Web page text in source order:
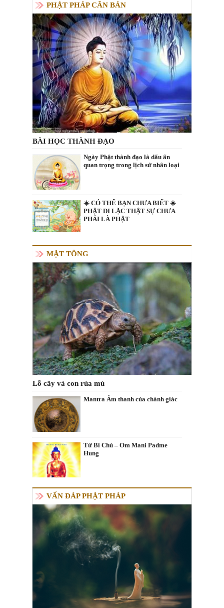
PHẬT PHÁP CĂN BẢN
BÀI HỌC THÀNH ĐẠO
Ngày Phật thành đạo là dấu ấn
quan trọng trong lịch sử nhân loại
☀️ CÓ THỂ BẠN CHƯA BIẾT ☀️
PHẬT DI LẶC THẬT SỰ CHƯA
PHẢI LÀ PHẬT
MẬT TÔNG
Lỗ cây và con rùa mù
Mantra Âm thanh của chánh giác
Từ Bi Chú – Om Mani Padme
Hung
VẤN ĐÁP PHẬT PHÁP